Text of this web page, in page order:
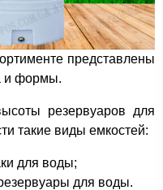
представлены
и формы.
резервуаров для
такие виды емкостей:
для воды;
для воды.